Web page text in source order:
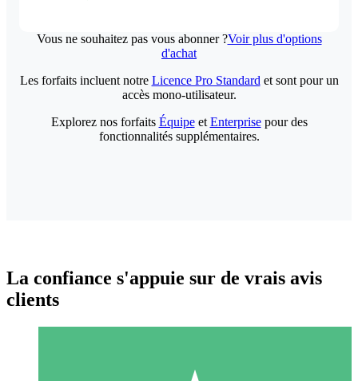
Vous ne souhaitez pas vous abonner ?Voir plus d'options
d'achat
Les forfaits incluent notre Licence Pro Standard et sont pour un
accès mono-utilisateur.
Explorez nos forfaits Équipeet Enterprisepour des
fonctionnalités supplémentaires.
La confiance s'appuie sur de vrais avis
clients